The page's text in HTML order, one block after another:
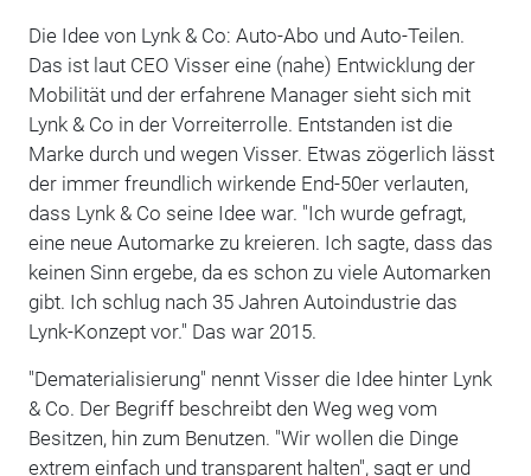
Die Idee von Lynk & Co: Auto-Abo und Auto-Teilen.
Das ist laut CEO Visser eine (nahe) Entwicklung der
Mobilität und der erfahrene Manager sieht sich mit
Lynk & Co in der Vorreiterrolle. Entstanden ist die
Marke durch und wegen Visser. Etwas zögerlich lässt
der immer freundlich wirkende End-50er verlauten,
dass Lynk & Co seine Idee war. "Ich wurde gefragt,
eine neue Automarke zu kreieren. Ich sagte, dass das
keinen Sinn ergebe, da es schon zu viele Automarken
gibt. Ich schlug nach 35 Jahren Autoindustrie das
Lynk-Konzept vor." Das war 2015.
"Dematerialisierung" nennt Visser die Idee hinter Lynk
& Co. Der Begriff beschreibt den Weg weg vom
Besitzen, hin zum Benutzen. "Wir wollen die Dinge
extrem einfach und transparent halten", sagt er und